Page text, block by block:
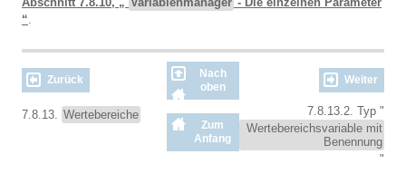
“.
Zurück
Nach
oben
Weiter
7.8.13. Wertebereiche
Zum
Anfang
7.8.13.2. Typ "
Wertebereichsvariable mit
Benennung
"